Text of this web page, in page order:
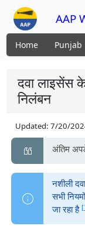
AAP
Home Punjab
दवा लाइसेंस
निलंबन
Updated:7/20/
अंतिम
नशीली
सभी
जा रहा है